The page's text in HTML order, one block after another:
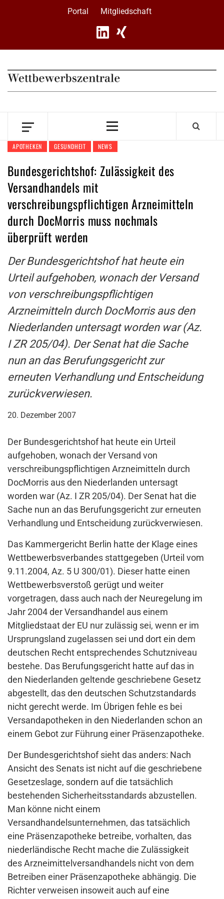
Portal Mitgliedschaft
Primary
APOTHEKEN GESUNDHEIT NEWS
Bundesgerichtshof: Zulässigkeit des
Versandhandels mit
verschreibungspflichtigen Arzneimitteln
durch DocMorris muss nochmals
überprüft werden
Der Bundesgerichtshof hat heute ein
Urteil aufgehoben, wonach der Versand
von verschreibungspflichtigen
Arzneimitteln durch DocMorris aus den
Niederlanden untersagt worden war (Az.
I ZR 205/04). Der Senat hat die Sache
nun an das Berufungsgericht zur
erneuten Verhandlung und Entscheidung
zurückverwiesen.
20. Dezember 2007
Der Bundesgerichtshof hat heute ein Urteil
aufgehoben, wonach der Versand von
verschreibungspflichtigen Arzneimitteln durch
DocMorris aus den Niederlanden untersagt
worden war (Az. I ZR 205/04). Der Senat hat die
Sache nun an das Berufungsgericht zur erneuten
Verhandlung und Entscheidung zurückverwiesen.
Das Kammergericht Berlin hatte der Klage eines
Wettbewerbsverbandes stattgegeben (Urteil vom
9.11.2004, Az. 5 U 300/01). Dieser hatte einen
Wettbewerbsverstoß gerügt und weiter
vorgetragen, dass auch nach der Neuregelung im
Jahr 2004 der Versandhandel aus einem
Mitgliedstaat der EU nur zulässig sei, wenn er im
Ursprungsland zugelassen sei und dort ein dem
deutschen Recht entsprechendes Schutzniveau
bestehe. Das Berufungsgericht hatte auf das in
den Niederlanden geltende geschriebene Gesetz
abgestellt, das den deutschen Schutzstandards
nicht gerecht werde. Im Übrigen fehle es bei
Versandapotheken in den Niederlanden schon an
einem Gebot zur Führung einer Präsenzapotheke.
Der Bundesgerichtshof sieht das anders: Nach
Ansicht des Senats ist nicht auf die geschriebene
Gesetzeslage, sondern auf die tatsächlich
bestehenden Sicherheitsstandards abzustellen.
Man könne nicht einem
Versandhandelsunternehmen, das tatsächlich
eine Präsenzapotheke betreibe, vorhalten, das
niederländische Recht mache die Zulässigkeit
des Arzneimittelversandhandels nicht von dem
Betreiben einer Präsenzapotheke abhängig. Die
Richter verweisen insoweit auch auf eine